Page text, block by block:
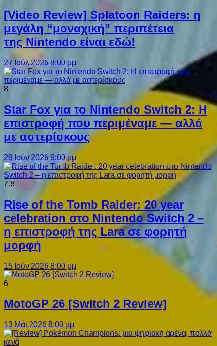
[Video Review] Splatoon Raiders: η
μεγάλη “μοναχική” περιπέτεια
της Nintendo είναι εδώ!
27 Ιούλ 2026 8:00 μμ
8
Star Fox για το Nintendo Switch 2: Η
επιστροφή που περιμέναμε — αλλά
με αστερίσκους
29 Ιούν 2026 9:00 μμ
7.8
Rise of the Tomb Raider: 20 year
celebration στο Nintendo Switch 2 –
η επιστροφή της Lara σε φορητή
μορφή
15 Ιούν 2026 8:00 μμ
6
MotoGP 26 [Switch 2 Review]
13 Μάι 2026 8:00 μμ